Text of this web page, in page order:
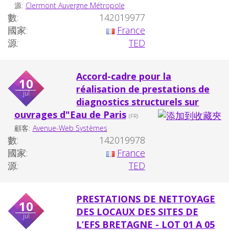
源: Clermont Auvergne Métropole
數:
142019977
國家:
France
源:
TED
10
jul
Accord-cadre pour la
réalisation de prestations de
diagnostics structurels sur
ouvrages d"Eau de Paris (FR)
顧客: Avenue-Web Systèmes
數:
142019978
國家:
France
源:
TED
10
jul
PRESTATIONS DE NETTOYAGE
DES LOCAUX DES SITES DE
L’EFS BRETAGNE - LOT 01 A 05